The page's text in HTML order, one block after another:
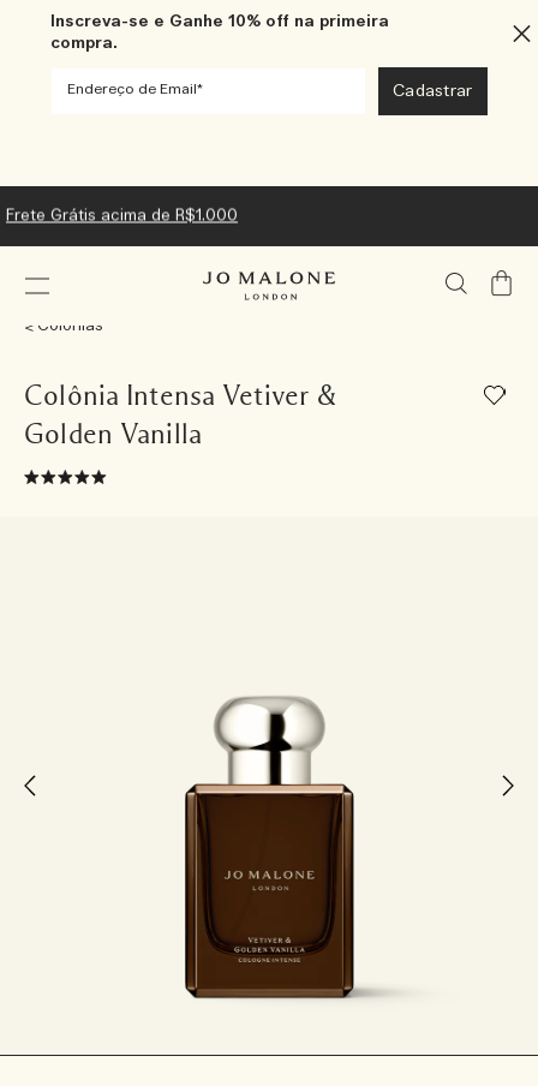
Inscreva-se e Ganhe 10% off na primeira
compra.
Frete Grátis acima de R$1.000
Meu
Colônias
Colônia Intensa Vetiver &
Golden Vanilla